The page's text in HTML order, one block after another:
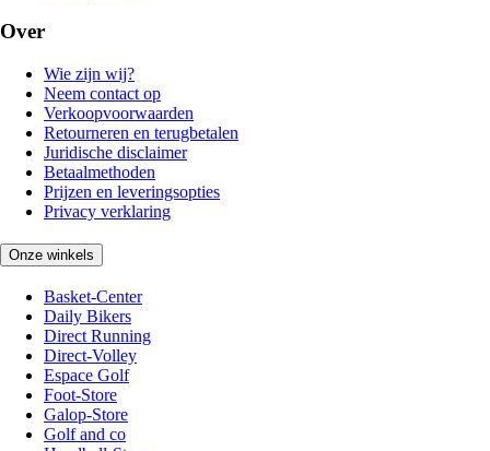
Over
Wie zijn wij?
Neem contact op
Verkoopvoorwaarden
Retourneren en terugbetalen
Juridische disclaimer
Betaalmethoden
Prijzen en leveringsopties
Privacy verklaring
Onze winkels
Basket-Center
Daily Bikers
Direct Running
Direct-Volley
Espace Golf
Foot-Store
Galop-Store
Golf and co